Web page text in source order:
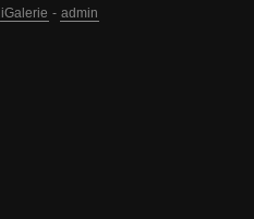
iGalerie - admin